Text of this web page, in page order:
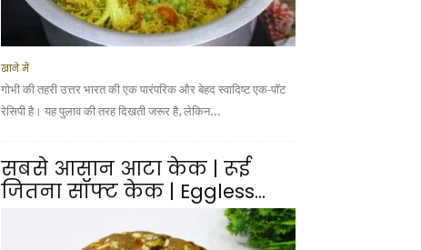
खाने में
गोभी की तहरी उत्तर भारत की एक पारंपरिक और बेहद स्वादिष्ट एक-पॉट
रेसिपी है। यह पुलाव की तरह दिखती जरूर है, लेकिन...
सबसे आसान आटा केक | रूई
जितना सॉफ्ट केक | Eggless...